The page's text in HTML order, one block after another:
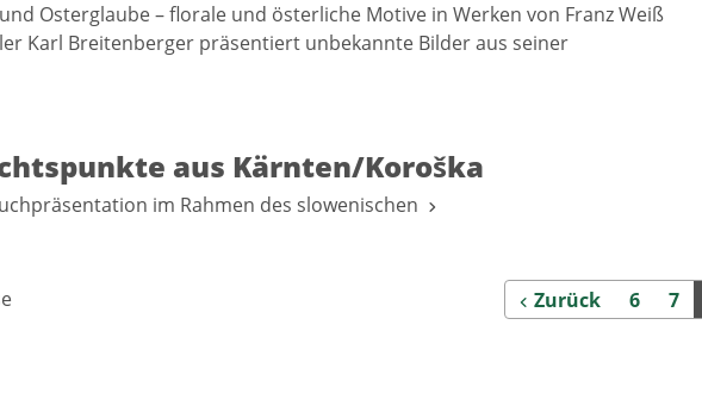
Osterglaube – florale und österliche Motive in Werken von Franz Weiß
Karl Breitenberger präsentiert unbekannte Bilder aus seiner
aus Kärnten/Koroška
im Rahmen des slowenischen
Zurück
Zurück 6 7